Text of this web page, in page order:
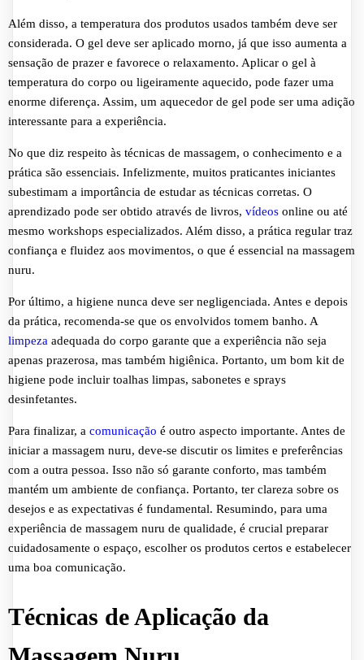
Além disso, a temperatura dos produtos usados também deve ser
considerada. O gel deve ser aplicado morno, já que isso aumenta a
sensação de prazer e favorece o relaxamento. Aplicar o gel à
temperatura do corpo ou ligeiramente aquecido, pode fazer uma
enorme diferença. Assim, um aquecedor de gel pode ser uma adição
interessante para a experiência.
No que diz respeito às técnicas de massagem, o conhecimento e a
prática são essenciais. Infelizmente, muitos praticantes iniciantes
subestimam a importância de estudar as técnicas corretas. O
aprendizado pode ser obtido através de livros, vídeos online ou até
mesmo workshops especializados. Além disso, a prática regular traz
confiança e fluidez aos movimentos, o que é essencial na massagem
nuru.
Por último, a higiene nunca deve ser negligenciada. Antes e depois
da prática, recomenda-se que os envolvidos tomem banho. A
limpeza adequada do corpo garante que a experiência não seja
apenas prazerosa, mas também higiênica. Portanto, um bom kit de
higiene pode incluir toalhas limpas, sabonetes e sprays
desinfetantes.
Para finalizar, a comunicação é outro aspecto importante. Antes de
iniciar a massagem nuru, deve-se discutir os limites e preferências
com a outra pessoa. Isso não só garante conforto, mas também
mantém um ambiente de confiança. Portanto, ter clareza sobre os
desejos e as expectativas é fundamental. Resumindo, para uma
experiência de massagem nuru de qualidade, é crucial preparar
cuidadosamente o espaço, escolher os produtos certos e estabelecer
uma boa comunicação.
Técnicas de Aplicação da